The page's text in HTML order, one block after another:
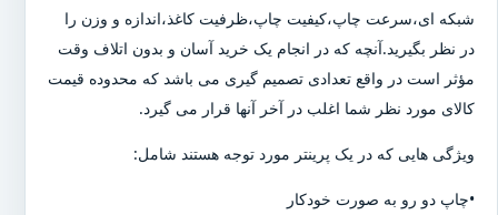
شبکه ای،سرعت چاپ،کیفیت چاپ،ظرفیت کاغذ،اندازه و وزن را
در نظر بگیرید.آنچه که در انجام یک خرید آسان و بدون اتلاف وقت
مؤثر است در واقع تعدادی تصمیم گیری می باشد که محدوده قیمت
کالای مورد نظر شما اغلب در آخر آنها قرار می گیرد.
ویژگی هایی که در یک پرینتر مورد توجه هستند شامل:
•چاپ دو رو به صورت خودکار